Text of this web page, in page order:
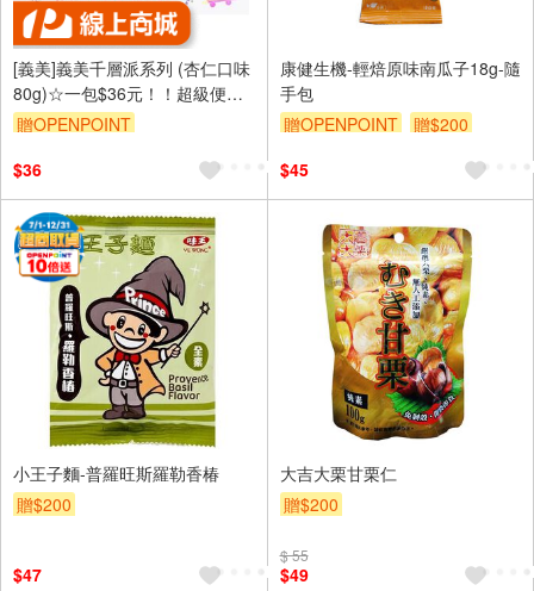
[義美]義美千層派系列 (杏仁口味
80g)☆一包$36元！！超級便宜
👍
贈OPENPOINT
$36
康健生機-輕焙原味南瓜子18g-隨
手包
贈OPENPOINT
贈$200
$45
小王子麵-普羅旺斯羅勒香椿
贈$200
$47
大吉大栗甘栗仁
贈$200
$ 55
$49